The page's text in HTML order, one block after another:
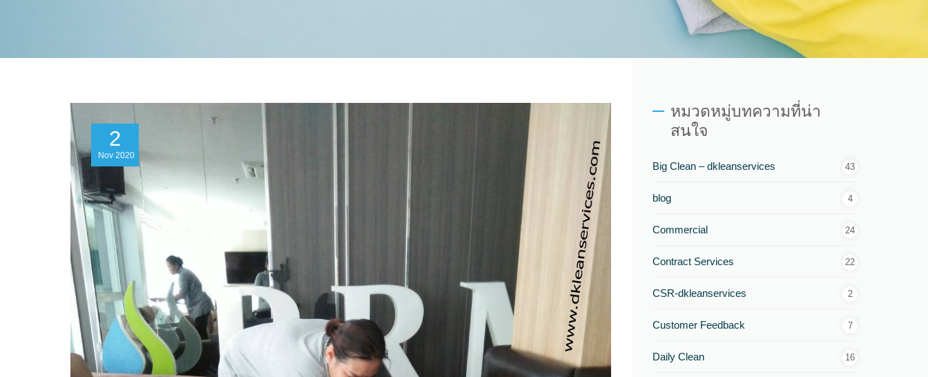
2
Nov 2020
หมวดหมู่บทความที่น่า
สนใจ
Big Clean – dkleanservices 43
blog 4
Commercial 24
Contract Services 22
CSR-dkleanservices 2
Customer Feedback 7
Daily Clean 16